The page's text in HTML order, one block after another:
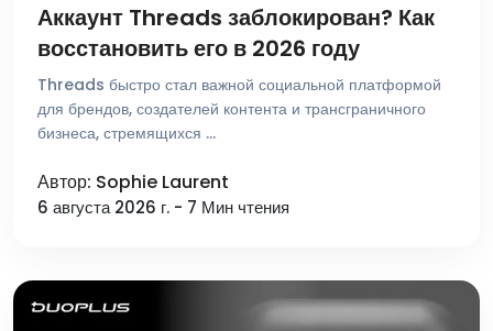
Аккаунт Threads заблокирован? Как
восстановить его в 2026 году
Threads быстро стал важной социальной платформой
для брендов, создателей контента и трансграничного
бизнеса, стремящихся …
Автор: Sophie Laurent
6 августа 2026 г. - 7 Мин чтения